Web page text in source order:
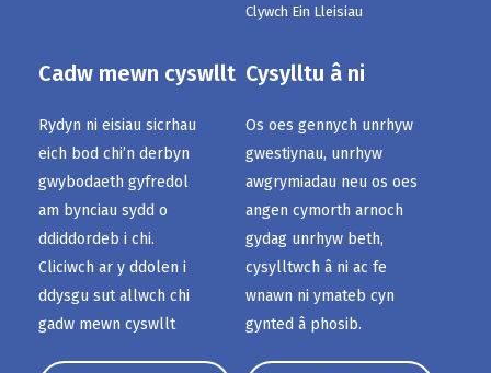
Clywch Ein Lleisiau
Cadw mewn cyswllt
Rydyn ni eisiau sicrhau
eich bod chi’n derbyn
gwybodaeth gyfredol
am bynciau sydd o
ddiddordeb i chi.
Cliciwch ar y ddolen i
ddysgu sut allwch chi
gadw mewn cyswllt
Cysylltu â ni
Os oes gennych unrhyw
gwestiynau, unrhyw
awgrymiadau neu os oes
angen cymorth arnoch
gydag unrhyw beth,
cysylltwch â ni ac fe
wnawn ni ymateb cyn
gynted â phosib.